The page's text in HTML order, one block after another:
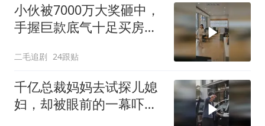
小伙被7000万大奖砸中，
手握巨款底气十足买房不
二毛追剧 24跟贴
千亿总裁妈妈去试探儿媳
妇，却被眼前的一幕吓傻